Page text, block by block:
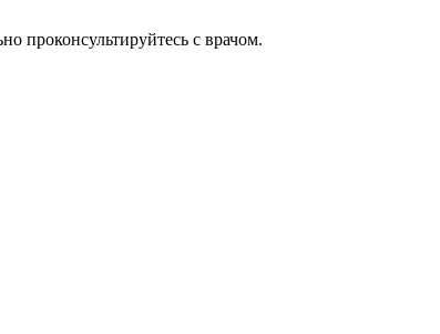
проконсультируйтесь с врачом.